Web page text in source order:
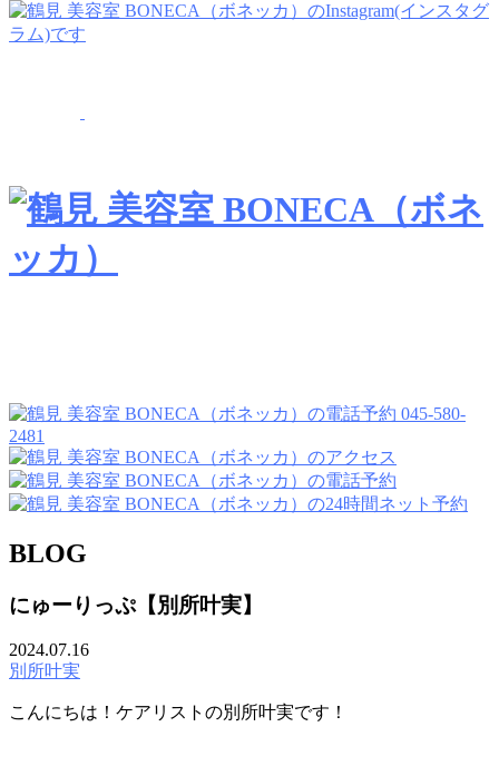
045-580-
2481
BLOG
にゅーりっぷ【別所叶実】
2024.07.16
別所叶実
こんにちは！ケアリストの別所叶実です！